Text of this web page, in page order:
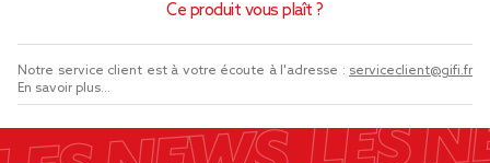
Ce produit vous plaît ?
Notre service client est à votre écoute à l'adresse : serviceclient@gifi.fr
En savoir plus...